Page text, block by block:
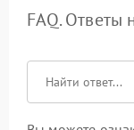
FAQ. Ответы